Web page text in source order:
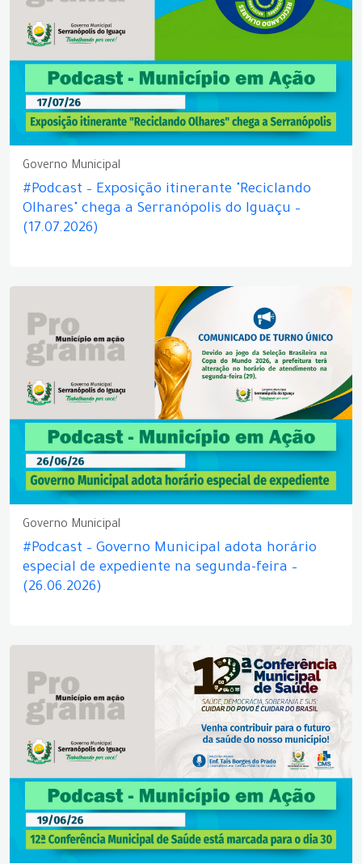
Governo Municipal
#Podcast – Exposição itinerante "Reciclando
Olhares" chega a Serranópolis do Iguaçu –
(17.07.2026)
Governo Municipal
#Podcast – Governo Municipal adota horário
especial de expediente na segunda-feira –
(26.06.2026)